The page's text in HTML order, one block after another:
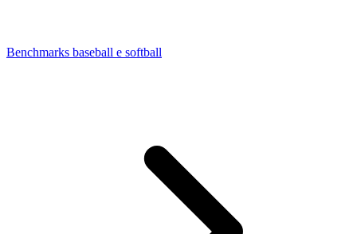
Benchmarks baseball e softball